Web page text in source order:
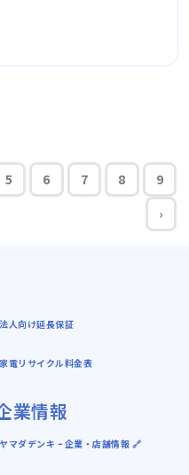
5 6 7 8
9
›
法人向け延長保証
家電リサイクル料金表
業情報
ヤマダデンキ ｰ 企業・店舗情報 🔗